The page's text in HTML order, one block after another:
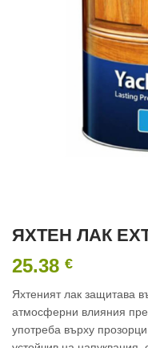
ЯХТЕН ЛАК EXT
25.38 €
Яхтеният лак защитава
атмосферни влияния
употреба върху